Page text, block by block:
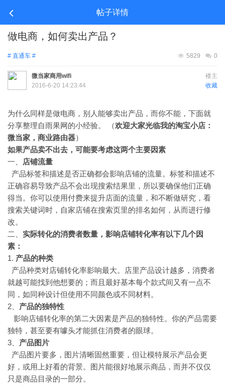
帖子详情
做电商，如何卖出产品？
# 直通车 # 0
5829
楼主
微当家商用wifi
收藏
2016-6-20 14:23:44
为什么同样是做电商，别人能够卖出产品，而你不能，下面就
分享整理自雨果网的小经验。 （欢迎大家光临我的淘宝小店：
微当家，商业路由器）
如果产品卖不出去，可能要考虑这两个主要因素
一、
店铺流量
产品标签和描述是否正确都会影响店铺的流量。标签和描述不
正确容易导致产品不会出现搜索结果里，所以要确保他们正确
得当。你可以使用付费来提升店面的流量，和不断做研究，看
搜索关键词时，自家店铺在搜索页里的排名如何，从而进行修
改。
二、 实际转化的消费者数量，影响店铺转化率有以下几个因
素：
1. 产品的种类
产品种类对店铺转化率影响最大。店里产品设计越多，消费者
就越可能找到他想要的；而且最好基本每个款式间又有一点不
同，如同种设计但使用不同颜色或不同材料。
2、 产品的独特性
影响店铺转化率的第二大因素是产品的独特性。你的产品需要
独特，甚至要有噱头才能抓住消费者的眼球。
3、 产品图片
产品图片要多，图片清晰固然重要，但让模特展示产品会更
好，或用上好看的背景。图片能很好地展示商品，而并不仅仅
只是商品目录的一部分。